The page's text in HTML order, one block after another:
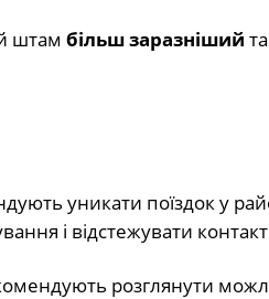
штам більш заразніший
уникати поїздок у
і відстежувати
розглянути